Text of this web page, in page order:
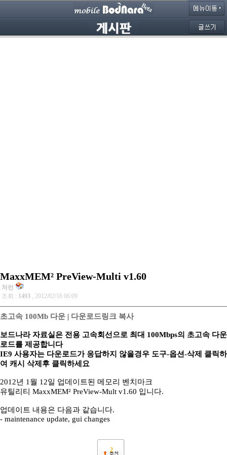
MaxxMEM² PreView-Multi v1.60
처런
조회 : 1493 , 2012/02/16 06:09
초고속 100Mb 다운 | 다운로드링크 복사
보드나라 자료실은 전용 고속회선으로 최대 100Mbps의 초고속 다운
로드를 제공합니다
IE9 사용자는 다운로드가 응답하지 않을경우 도구-옵션-삭제 클릭하
여 캐시 삭제후 클릭하세요
2012년 1월 12일 업데이트된 메모리 벤치마크
유틸리티 MaxxMEM² PreView-Mult v1.60 입니다.
업데이트 내용은 다음과 같습니다.
- maintenance update, gui changes
2